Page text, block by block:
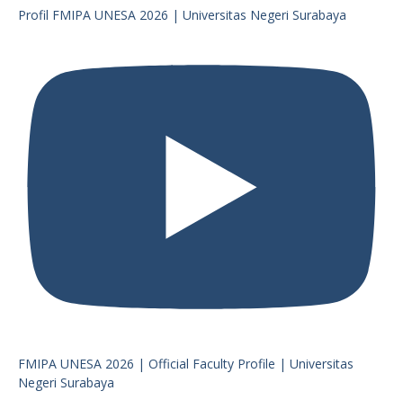
Profil FMIPA UNESA 2026 | Universitas Negeri Surabaya
FMIPA UNESA 2026 | Official Faculty Profile | Universitas
Negeri Surabaya